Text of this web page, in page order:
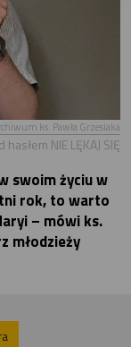
ks. Pawła Grzesiaka
NIE LĘKAJ SIĘ
swoim życiu w
rok, to warto
– mówi ks.
młodzieży